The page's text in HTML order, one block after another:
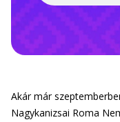
Akár már
Nagykanizsai Roma